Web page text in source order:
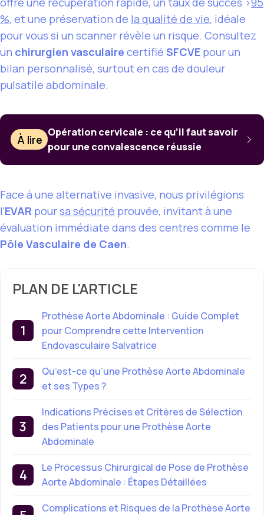
%, et une préservation de la qualité de vie, idéale
pour vous si un scanner révèle un risque. Consultez
un chirurgien vasculaire certifié SFCVE pour un
bilan personnalisé, surtout en cas de douleur
pulsatile abdominale.
À lire
Opération cervicale : ce qu’il faut savoir
pour une convalescence réussie
Face à une alternative invasive, nous privilégions
l’EVAR poursa sécurité prouvée, invitant à une
évaluation immédiate dans des centres comme le
Pôle Vasculaire de Caen.
PLAN DE L'ARTICLE
Prothèse Aorte Abdominale : Guide Complet
pour Comprendre cette Intervention
Endovasculaire Salvatrice
Qu’est-ce qu’une Prothèse Aorte Abdominale
et ses Types ?
Indications Précises et Critères de Sélection
des Patients pour une Prothèse Aorte
Abdominale
Le Processus Chirurgical de Pose de Prothèse
Aorte Abdominale : Étapes Détaillées
Complications et Risques de la Prothèse Aorte